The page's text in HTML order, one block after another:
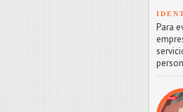
Para